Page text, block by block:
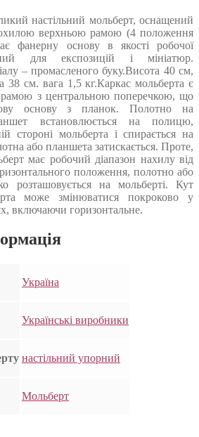
настільний мольберт, оснащений
верхньою рамою (4 положення
фанерну основу в якості робочої
для експозицій і мініатюр.
– промасленого буку.Висота 40 см,
см. вага 1,5 кг.Каркас мольберта є
з центральною поперечкою, що
основу з планок. Полотно на
встановлюється на полицю,
стороні мольберта і спирається на
або планшета затискається. Проте,
має робочий діапазон нахилу від
положення, полотно або
розташовується на мольберті. Кут
може змінюватися покроково у
включаючи горизонтальне.
Україна
Українські виробники
настільний упорний
Мольберт